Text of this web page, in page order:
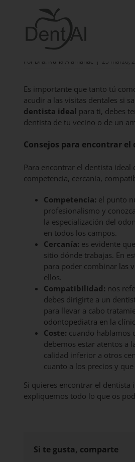
contenido
¿Cómo encontrar el
Por Dra. Núria Alamañac | 25 marzo,
Es importante que tanto tú
acudir a las visitas dentales si
dentista ideal para ti, debes
dentista de tu vecino o de un
Consejos para encontrar
Para encontrar el dentista ideal
competencia, cercanía,
Competencia: el punto
profesionalismo y
la especialización del
en todos los campos.
Cercanía: es evidente
sitio dónde trabajas. En
para poder combinar las
ellos.
Compatibilidad: nos
debes dirigirte a un
para llevar a cabo
odontopediatra en la
Coste: cuando hablamos
debemos estar atentos a
calidad inferior a otros
cuanto a los precios y
Si quieres encontrar el
expliquemos todo lo que os
Si te gusta, comparte